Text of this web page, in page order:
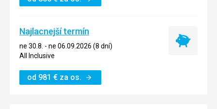
Najlacnejší termín
ne 30.8. - ne 06.09.2026 (8 dní)
All Inclusive
od 981 € za os.
Najlacnejší